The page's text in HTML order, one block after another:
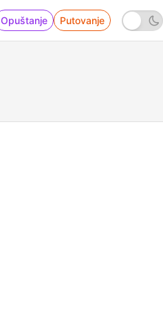
Opuštanje Putovanje